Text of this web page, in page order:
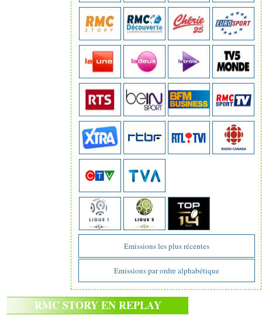
Emissions les plus récentes
Emissions par ordre alphabétique
RMC STORY EN REPLAY